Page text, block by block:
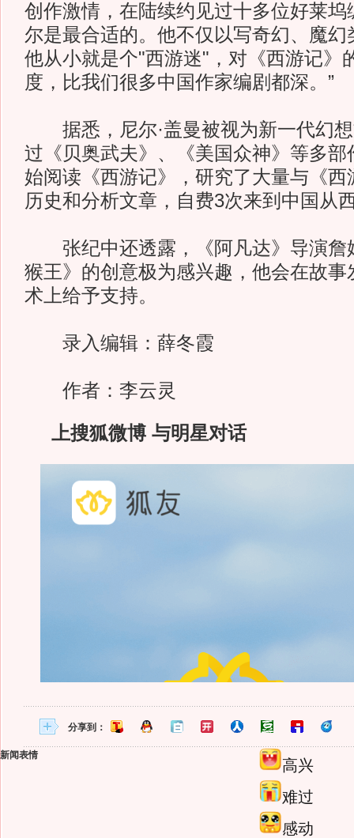
创作激情，在陆续约见过十多位好莱坞
尔是最合适的。他不仅以写奇幻、魔幻
他从小就是个"西游迷"，对《西游记》
度，比我们很多中国作家编剧都深。”
据悉，尼尔·盖曼被视为新一代幻想
过《贝奥武夫》、《美国众神》等多部
始阅读《西游记》，研究了大量与《西
历史和分析文章，自费3次来到中国从
张纪中还透露，《阿凡达》导演詹
猴王》的创意极为感兴趣，他会在故事
术上给予支持。
录入编辑：薛冬霞
作者：李云灵
上搜狐微博 与明星对话
分享到：
新闻表情
高兴
难过
感动